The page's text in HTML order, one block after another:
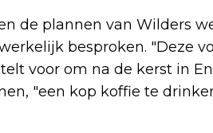
de plannen van Wilders
besproken. "Deze
voor om na de kerst in
"een kop koffie te